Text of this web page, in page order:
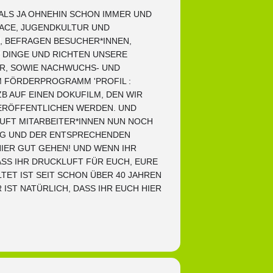
JA OHNEHIN SCHON IMMER UND
JUGENDKULTUR UND
BESUCHER*INNEN,
UND RICHTEN UNSERE
SOWIE NACHWUCHS- UND
FÖRDERPROGRAMM 'PROFIL :
AUF EINEN DOKUFILM, DEN WIR
WERDEN. UND
MITARBEITER*INNEN NUN NOCH
UND DER ENTSPRECHENDEN
GUT GEHEN! UND WENN IHR
IHR DRUCKLUFT FÜR EUCH, EURE
IST SEIT SCHON ÜBER 40 JAHREN
NATÜRLICH, DASS IHR EUCH HIER